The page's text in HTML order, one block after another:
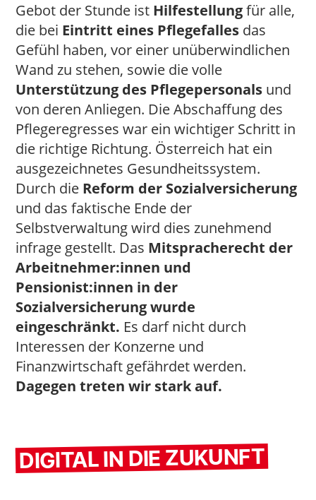
Gebot der Stunde ist Hilfestellungfür alle,
die bei Eintritt eines Pflegefalles das
Gefühl haben, vor einer unüberwindlichen
Wand zu stehen, sowie die volle
Unterstützung des Pflegepersonals und
von deren Anliegen. Die Abschaffung des
Pflegeregresses war ein wichtiger Schritt in
die richtige Richtung. Österreich hat ein
ausgezeichnetes Gesundheitssystem.
Durch die Reform der Sozialversicherung
und das faktische Ende der
Selbstverwaltung wird dies zunehmend
infrage gestellt. Das Mitspracherecht der
Arbeitnehmer:innen und
Pensionist:innen in der
Sozialversicherung wurde
eingeschränkt. Es darf nicht durch
Interessen der Konzerne und
Finanzwirtschaft gefährdet werden.
Dagegen treten wir stark auf.
DIGITAL IN DIE ZUKUNFT